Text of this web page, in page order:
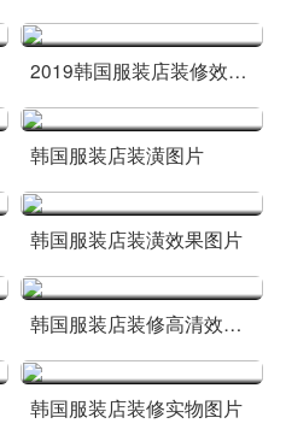
2019韩国服装店装修效果图
韩国服装店装潢图片
韩国服装店装潢效果图片
韩国服装店装修高清效果图
韩国服装店装修实物图片